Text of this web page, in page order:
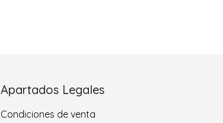
Apartados Legales
Condiciones de venta